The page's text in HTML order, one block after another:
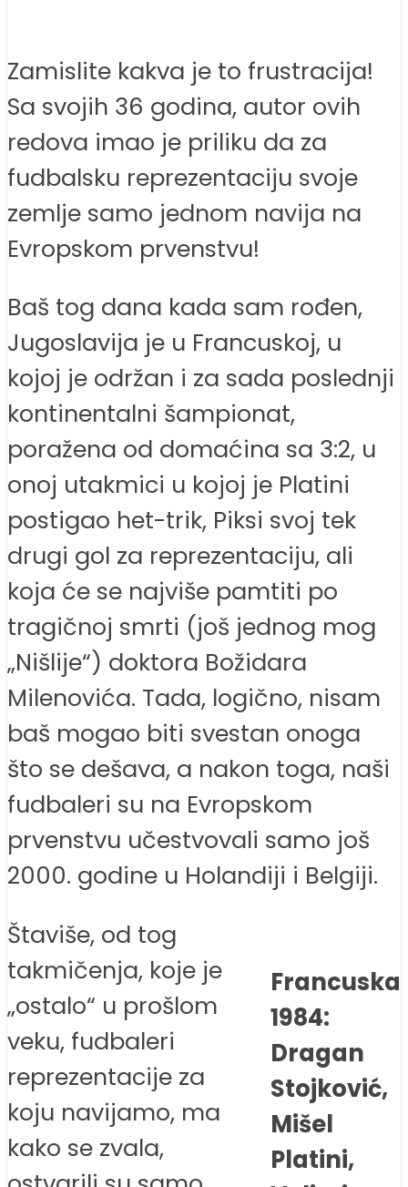
Zamislite kakva je to frustracija!
Sa svojih 36 godina, autor ovih
redova imao je priliku da za
fudbalsku reprezentaciju svoje
zemlje samo jednom navija na
Evropskom prvenstvu!
Baš tog dana kada sam rođen,
Jugoslavija je u Francuskoj, u
kojoj je održan i za sada poslednji
kontinentalni šampionat,
poražena od domaćina sa 3:2, u
onoj utakmici u kojoj je Platini
postigao het-trik, Piksi svoj tek
drugi gol za reprezentaciju, ali
koja će se najviše pamtiti po
tragičnoj smrti (još jednog mog
„Nišlije“) doktora Božidara
Milenovića. Tada, logično, nisam
baš mogao biti svestan onoga
što se dešava, a nakon toga, naši
fudbaleri su na Evropskom
prvenstvu učestvovali samo još
2000. godine u Holandiji i Belgiji.
Francuska
1984:
Dragan
Stojković,
Mišel
Platini,
Štaviše, od tog
takmičenja, koje je
„ostalo“ u prošlom
veku, fudbaleri
reprezentacije za
koju navijamo, ma
kako se zvala,